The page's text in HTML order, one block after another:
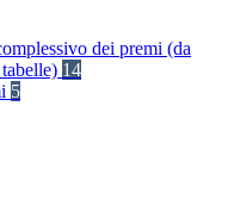
dei premi (da
14
5